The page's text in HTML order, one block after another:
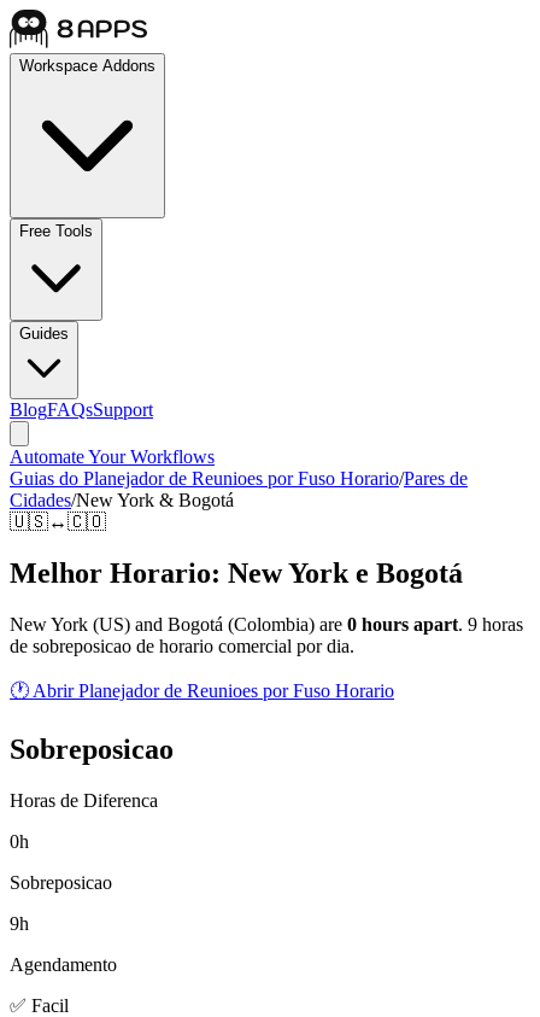
Workspace Addons
Free Tools
Guides
BlogFAQsSupport
Automate Your Workflows
Guias do Planejador de Reunioes por Fuso Horario/Pares de
Cidades/New York & Bogotá
🇺🇸↔🇨🇴
Melhor Horario: New York e Bogotá
New York (US) and Bogotá (Colombia) are 0 hours apart. 9 horas
de sobreposicao de horario comercial por dia.
🕐 Abrir Planejador de Reunioes por Fuso Horario
Sobreposicao
Horas de Diferenca
0h
Sobreposicao
9h
Agendamento
✅ Facil